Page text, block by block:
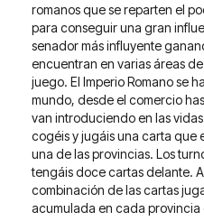
romanos que se reparten el
para conseguir una gran
senador más influyente
encuentran en varias áreas
juego. El Imperio Romano se
mundo, desde el comercio
van introduciendo en las
cogéis y jugáis una carta que
una de las provincias. Los
tengáis doce cartas delante.
combinación de las cartas
acumulada en cada